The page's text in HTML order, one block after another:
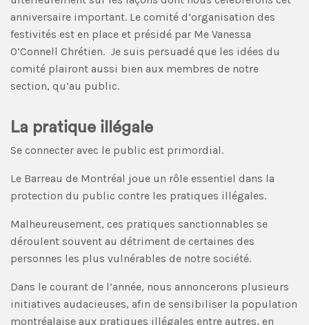
anniversaire important. Le comité d’organisation des
festivités est en place et présidé par Me Vanessa
O’Connell Chrétien. Je suis persuadé que les idées du
comité plairont aussi bien aux membres de notre
section, qu’au public.
La pratique illégale
Se connecter avec le public est primordial.
Le Barreau de Montréal joue un rôle essentiel dans la
protection du public contre les pratiques illégales.
Malheureusement, ces pratiques sanctionnables se
déroulent souvent au détriment de certaines des
personnes les plus vulnérables de notre société.
Dans le courant de l’année, nous annoncerons plusieurs
initiatives audacieuses, afin de sensibiliser la population
montréalaise aux pratiques illégales entre autres, en